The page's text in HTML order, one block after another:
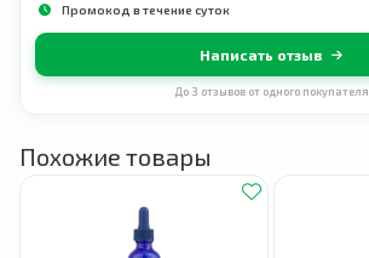
Промокод в течение суток
Написать отзыв
До 3 отзывов от одного покупателя
Похожие товары